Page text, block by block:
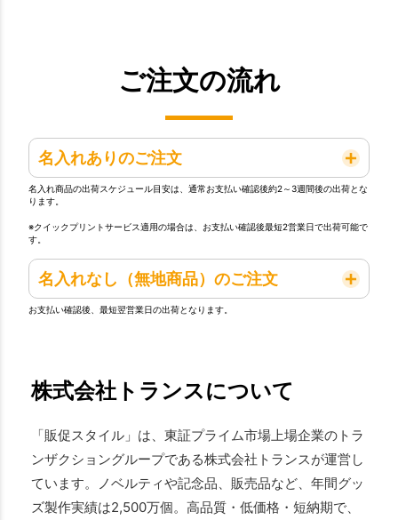
ご注文の流れ
名入れありのご注文
名入れ商品の出荷スケジュール目安は、通常お支払い確認後約2～3週間後の出荷とな
ります。
※クイックプリントサービス適用の場合は、お支払い確認後最短2営業日で出荷可能で
す。
名入れなし（無地商品）のご注文
お支払い確認後、最短翌営業日の出荷となります。
株式会社トランスについて
「販促スタイル」は、東証プライム市場上場企業のトラ
ンザクショングループである株式会社トランスが運営し
ています。ノベルティや記念品、販売品など、年間グッ
ズ製作実績は2,500万個。高品質・低価格・短納期で、